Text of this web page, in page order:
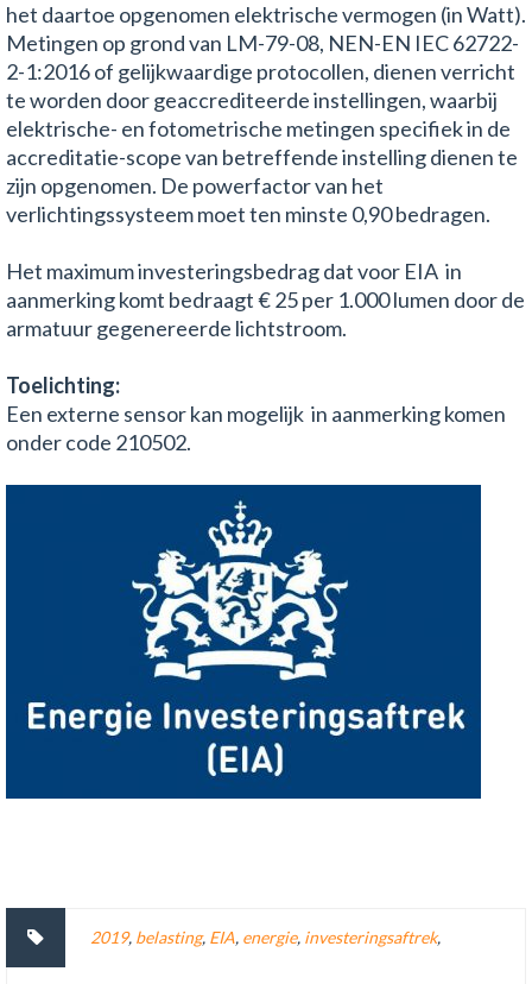
het daartoe opgenomen elektrische vermogen (in Watt).
Metingen op grond van LM-79-08, NEN-EN IEC 62722-
2-1:2016 of gelijkwaardige protocollen, dienen verricht
te worden door geaccrediteerde instellingen, waarbij
elektrische- en fotometrische metingen specifiek in de
accreditatie-scope van betreffende instelling dienen te
zijn opgenomen. De powerfactor van het
verlichtingssysteem moet ten minste 0,90 bedragen.
Het maximum investeringsbedrag dat voor EIA in
aanmerking komt bedraagt € 25 per 1.000 lumen door de
armatuur gegenereerde lichtstroom.
Toelichting:
Een externe sensor kan mogelijk in aanmerking komen
onder code 210502.
2019, belasting, EIA, energie, investeringsaftrek,